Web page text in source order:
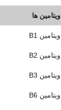
ویتامین ها
ویتامین B1
ویتامین B2
ویتامین B3
ویتامین B6